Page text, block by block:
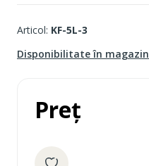
Articol: KF-5L-3
Disponibilitate în
Preț